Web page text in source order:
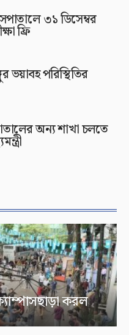
৩১ ডিসেম্বর
ফ্রি
ভয়াবহ পরিস্থিতির
অন্য শাখা চলতে
করল